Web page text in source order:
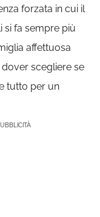
forzata in cui il
si fa sempre più
affettuosa
scegliere se
tutto per un